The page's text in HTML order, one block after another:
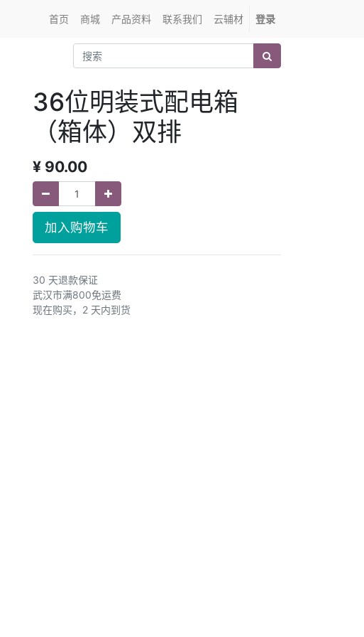
首页 商城 产品资料 联系我们 云辅材 登录
36位明装式配电箱
（箱体）双排
¥ 90.00
加入购物车
30 天退款保证
武汉市满800免运费
现在购买，2 天内到货